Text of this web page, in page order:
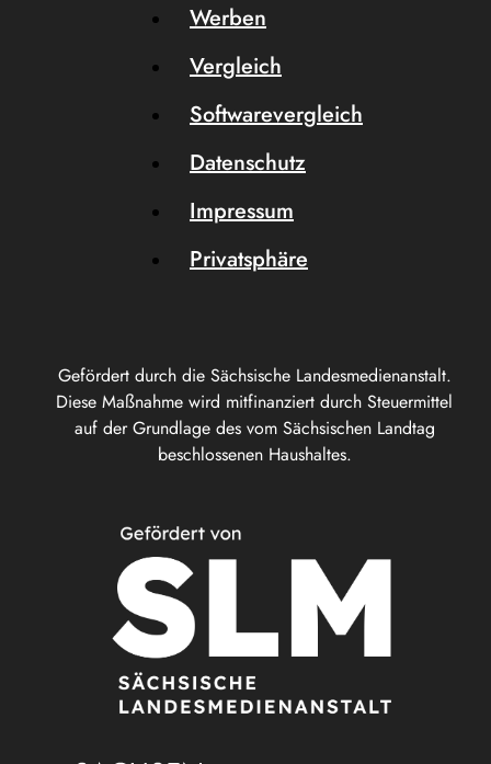
Gefördert durch die Sächsische Landesmedienanstalt.
Diese Maßnahme wird mitfinanziert durch Steuermittel
auf der Grundlage des vom Sächsischen Landtag
beschlossenen Haushaltes.
Werben
Vergleich
Softwarevergleich
Datenschutz
Impressum
Privatsphäre